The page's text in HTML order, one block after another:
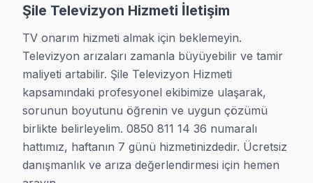
Şile TV Servis Hizmet Bölgesi
Şile bölgesine kapıya gelen TV tamir servisi hizmetimizin Şile
Şile Televizyon Hizmeti İletişim
TV onarım hizmeti almak için beklemeyin.
Televizyon arızaları zamanla büyüyebilir ve tamir
maliyeti artabilir. Şile Televizyon Hizmeti
kapsamındaki profesyonel ekibimize ulaşarak,
sorunun boyutunu öğrenin ve uygun çözümü
birlikte belirleyelim. 0850 811 14 36 numaralı
hattımız, haftanın 7 günü hizmetinizdedir. Ücretsiz
danışmanlık ve arıza değerlendirmesi için hemen